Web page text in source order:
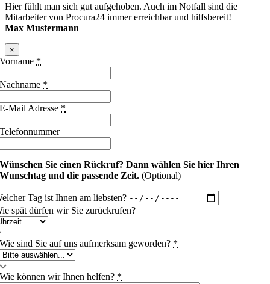
Hier fühlt man sich gut aufgehoben. Auch im Notfall sind die
Mitarbeiter von Procura24 immer erreichbar und hilfsbereit!
Max Mustermann
×
Vorname *
Nachname *
E-Mail Adresse *
Telefonnummer
Wünschen Sie einen Rückruf? Dann wählen Sie hier Ihren
Wunschtag und die passende Zeit.(Optional)
Tag ist Ihnen am liebsten?
spät dürfen wir Sie zurückrufen?
Wie sind Sie auf uns aufmerksam geworden? *
Wie können wir Ihnen helfen? *